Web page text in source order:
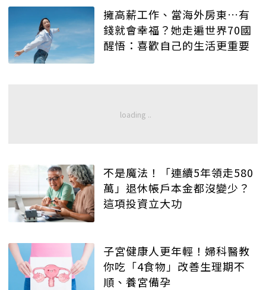
擁高薪工作、當海外房東…有
錢就會幸福？她走遍世界70國
醒悟：喜歡自己的生活更重要
不是魔法！「連續5年領走580
萬」退休帳戶本金都沒變少？
這項投資立大功
子宮健康人更年輕！婦科醫教
你吃「4食物」改善生理期不
順、養宮備孕